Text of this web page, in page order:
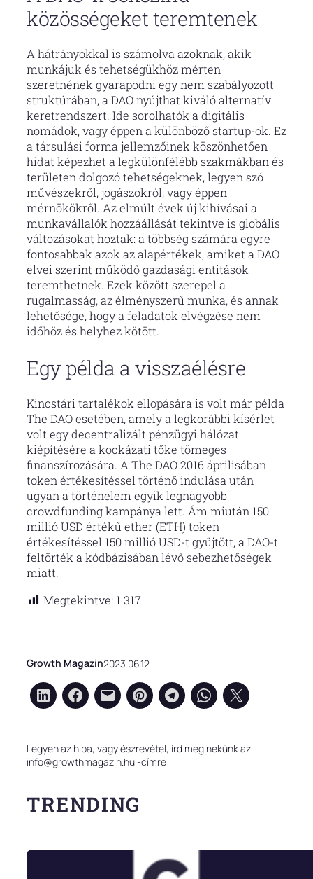
közösségeket teremtenek
A hátrányokkal is számolva azoknak, akik
munkájuk és tehetségükhöz mérten
szeretnének gyarapodni egy nem szabályozott
struktúrában, a DAO nyújthat kiváló alternatív
keretrendszert. Ide sorolhatók a digitális
nomádok, vagy éppen a különböző startup-ok. Ez
a társulási forma jellemzőinek köszönhetően
hidat képezhet a legkülönfélébb szakmákban és
területen dolgozó tehetségeknek, legyen szó
művészekről, jogászokról, vagy éppen
mérnökökről. Az elmúlt évek új kihívásai a
munkavállalók hozzáállását tekintve is globális
változásokat hoztak: a többség számára egyre
fontosabbak azok az alapértékek, amiket a DAO
elvei szerint működő gazdasági entitások
teremthetnek. Ezek között szerepel a
rugalmasság, az élményszerű munka, és annak
lehetősége, hogy a feladatok elvégzése nem
időhöz és helyhez kötött.
Egy példa a visszaélésre
Kincstári tartalékok ellopására is volt már példa
The DAO esetében, amely a legkorábbi kísérlet
volt egy decentralizált pénzügyi hálózat
kiépítésére a kockázati tőke tömeges
finanszírozására. A The DAO 2016 áprilisában
token értékesítéssel történő indulása után
ugyan a történelem egyik legnagyobb
crowdfunding kampánya lett. Ám miután 150
millió USD értékű ether (ETH) token
értékesítéssel 150 millió USD-t gyűjtött, a DAO-t
feltörték a kódbázisában lévő sebezhetőségek
miatt.
Megtekintve:1 317
Growth Magazin2023.06.12.
Legyen az hiba, vagy észrevétel, írd meg nekünk az
info@growthmagazin.hu -címre
TRENDING